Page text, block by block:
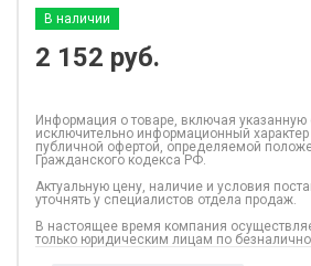
В наличии
2 152 руб.
Информация о товаре, включая указанную
исключительно информационный характер
публичной офертой, определяемой
Гражданского кодекса РФ.
Актуальную цену, наличие и условия
уточнять у специалистов отдела продаж.
В настоящее время компания
только юридическим лицам по